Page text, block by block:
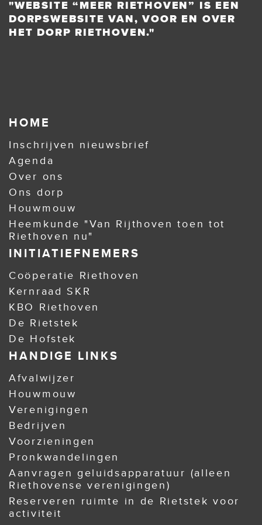
"WEBSITE “MEER RIETHOVEN” IS EEN
DORPSWEBSITE VAN, VOOR EN OVER
HET DORP RIETHOVEN."
HOME
Inschrijven nieuwsbrief
Agenda
Over ons
Ons dorp
Houwmouw
Heemkunde "Van Rijthoven toen tot
Riethoven nu"
INITIATIEFNEMERS
Coöperatie Riethoven
Kernraad SKR
KBO Riethoven
De Rietstek
De Hofstek
HANDIGE LINKS
Afvalwijzer
Houwmouw
Verenigingen
Bedrijven
Voorzieningen
Pronkwandelingen
Aanvragen geluidsapparatuur (alleen
Riethovense verenigingen)
Reserveren ruimte in de Rietstek voor
activiteit